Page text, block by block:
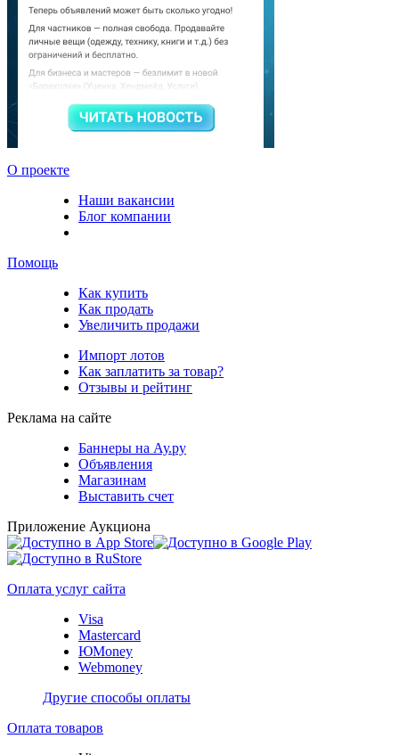
О проекте
Наши вакансии
Блог компании
Помощь
Как купить
Как продать
Увеличить продажи
Импорт лотов
Как заплатить за товар?
Отзывы и рейтинг
Реклама на сайте
Баннеры на Ау.ру
Объявления
Магазинам
Выставить счет
Приложение Аукциона
Оплата услуг сайта
Visa
Mastercard
ЮMoney
Webmoney
Другие способы оплаты
Оплата товаров